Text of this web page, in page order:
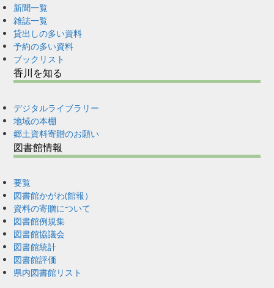
新聞一覧
雑誌一覧
貸出しの多い資料
予約の多い資料
ブックリスト
香川を知る
デジタルライブラリー
地域の本棚
郷土資料寄贈のお願い
図書館情報
要覧
図書館かがわ(館報）
資料の寄贈について
図書館例規集
図書館協議会
図書館統計
図書館評価
県内図書館リスト